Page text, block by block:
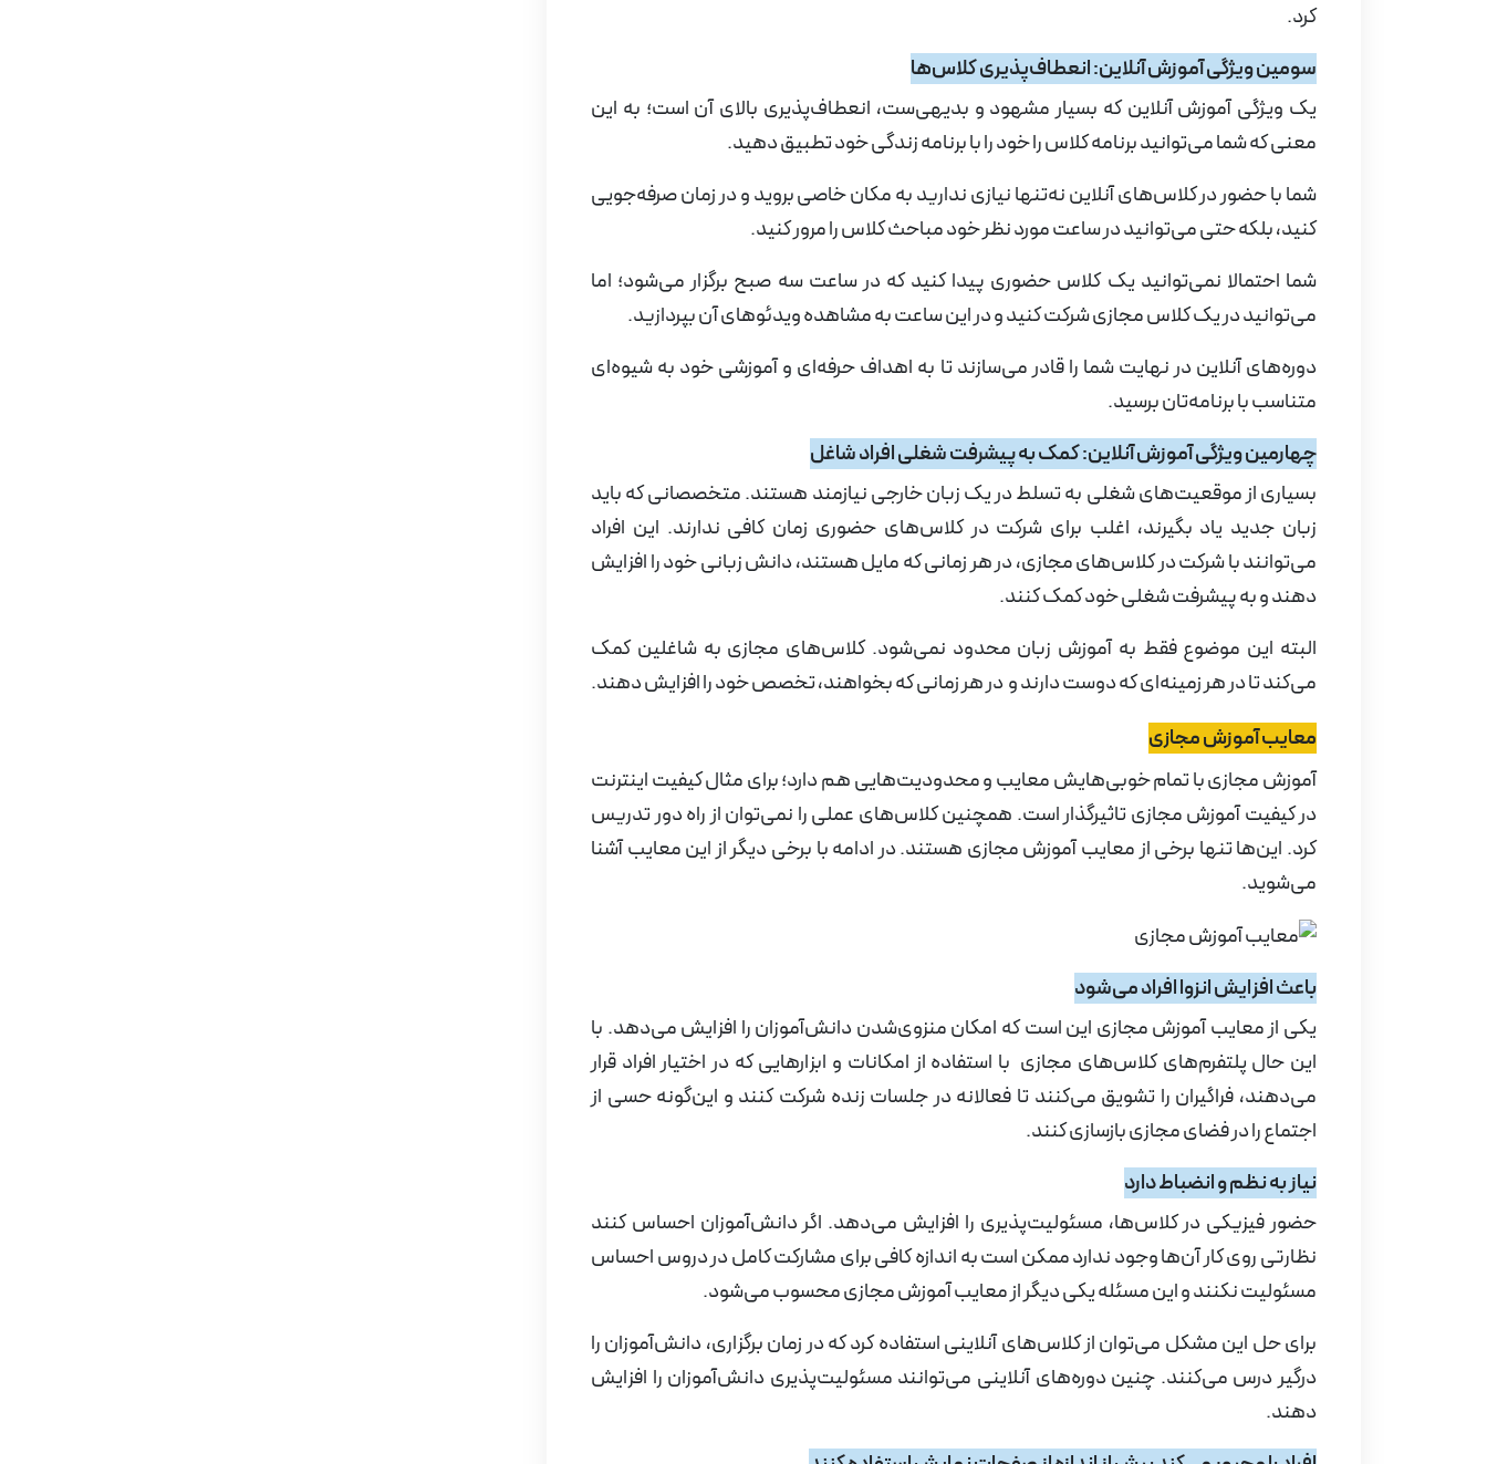
کرد.
سومین ویژگی آموزش آنلاین: انعطاف‌پذیری کلاس‌ها
یک ویژگی آموزش آنلاین که بسیار مشهود و بدیهی‌ست، انعطاف‌پذیری بالای آن است؛ به این
معنی که شما می‌توانید برنامه کلاس را خود را با برنامه زندگی خود تطبیق دهید.
شما با حضور در کلاس‌های آنلاین نه‌تنها نیازی ندارید به مکان خاصی بروید و در زمان صرفه‌جویی
کنید، بلکه حتی می‌توانید در ساعت مورد نظر خود مباحث کلاس را مرور کنید.
شما احتمالا نمی‌توانید یک کلاس حضوری پیدا کنید که در ساعت سه صبح برگزار می‌شود؛ اما
می‌توانید در یک کلاس مجازی شرکت کنید و در این ساعت به مشاهده ویدئوهای آن بپردازید.
دوره‌های آنلاین در نهایت شما را قادر می‌سازند تا به اهداف حرفه‌ای و آموزشی خود به شیوه‌ای
متناسب با برنامه‌تان برسید.
چهارمین ویژگی آموزش آنلاین: کمک به پیشرفت شغلی افراد شاغل
بسیاری از موقعیت‌های شغلی به تسلط در یک زبان خارجی نیازمند هستند. متخصصانی که باید
زبان جدید یاد بگیرند، اغلب برای شرکت در کلاس‌های حضوری زمان کافی ندارند. این افراد
می‌توانند با شرکت در کلاس‌های مجازی، در هر زمانی که مایل هستند، دانش زبانی خود را افزایش
دهند و به پیشرفت شغلی خود کمک کنند.
البته این موضوع فقط به آموزش زبان محدود نمی‌شود. کلاس‌های مجازی به شاغلین کمک
می‌کند تا در هر زمینه‌ای که دوست دارند و در هر زمانی که بخواهند، تخصص خود را افزایش دهند.
معایب آموزش مجازی
آموزش مجازی با تمام خوبی‌هایش معایب و محدودیت‌هایی هم دارد؛ برای مثال کیفیت اینترنت
در کیفیت آموزش مجازی تاثیرگذار است. همچنین کلاس‌های عملی را نمی‌توان از راه دور تدریس
کرد. این‌ها تنها برخی از معایب آموزش مجازی هستند. در ادامه با برخی دیگر از این معایب آشنا
می‌شوید.
باعث افزایش انزوا افراد می‌شود
یکی از معایب آموزش مجازی این است که امکان منزوی‌شدن دانش‌آموزان را افزایش می‌دهد. با
این حال پلتفرم‌های کلاس‌های مجازی با استفاده از امکانات و ابزارهایی که در اختیار افراد قرار
می‌دهند، فراگیران را تشویق می‌کنند تا فعالانه در جلسات زنده شرکت کنند و این‌گونه حسی از
اجتماع را در فضای مجازی بازسازی ‌کنند.
نیاز به نظم و انضباط دارد
حضور فیزیکی در کلاس‌ها، مسئولیت‌پذیری را افزایش می‌دهد. اگر دانش‌آموزان احساس کنند
نظارتی روی کار آن‌ها وجود ندارد ممکن است به اندازه کافی برای مشارکت کامل در دروس احساس
مسئولیت نکنند و این مسئله یکی دیگر از معایب آموزش مجازی محسوب می‌شود.
برای حل این مشکل می‌توان از کلاس‌های آنلاینی استفاده کرد که در زمان برگزاری، دانش‌آموزان را
درگیر درس می‌کنند. چنین دوره‌های آنلاینی می‌توانند مسئولیت‌پذیری دانش‌آموزان را افزایش
دهند.